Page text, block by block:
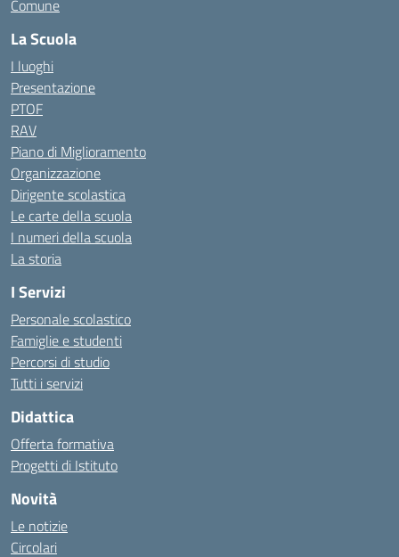
Comune
La Scuola
I luoghi
Presentazione
PTOF
RAV
Piano di Miglioramento
Organizzazione
Dirigente scolastica
Le carte della scuola
I numeri della scuola
La storia
I Servizi
Personale scolastico
Famiglie e studenti
Percorsi di studio
Tutti i servizi
Didattica
Offerta formativa
Progetti di Istituto
Novità
Le notizie
Circolari